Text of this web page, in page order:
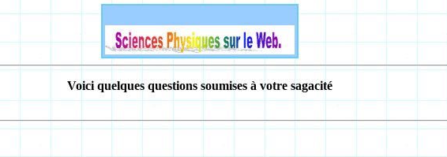
Voici quelques questions soumises à votre sagacité